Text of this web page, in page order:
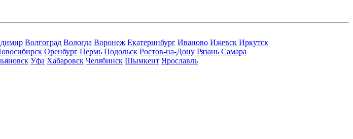
Волгоград Вологда Воронеж Екатеринбург Иваново Ижевск Иркутск
Оренбург Пермь Подольск Ростов-на-Дону Рязань Самара
Уфа Хабаровск Челябинск Шымкент Ярославль